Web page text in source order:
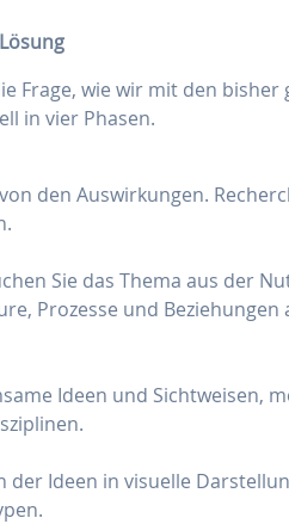
Frage, wie wir mit den
in vier Phasen.
den Auswirkungen.
Sie das Thema aus der
Prozesse und Beziehungen
Ideen und Sichtweisen,
Ideen in visuelle